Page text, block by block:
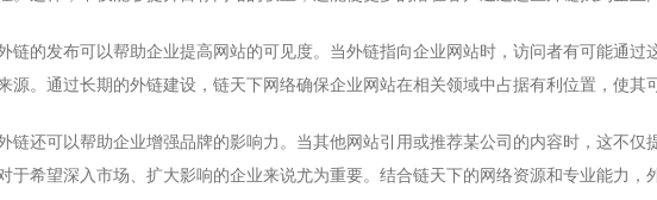
链的发布可以帮助企业提高网站的可见度。当外链指向企业网站时，访问者有可能通过
源。通过长期的外链建设，链天下网络确保企业网站在相关领域中占据有利位置，使其
链还可以帮助企业增强品牌的影响力。当其他网站引用或推荐某公司的内容时，这不
于希望深入市场、扩大影响的企业来说尤为重要。结合链天下的网络资源和专业能力，